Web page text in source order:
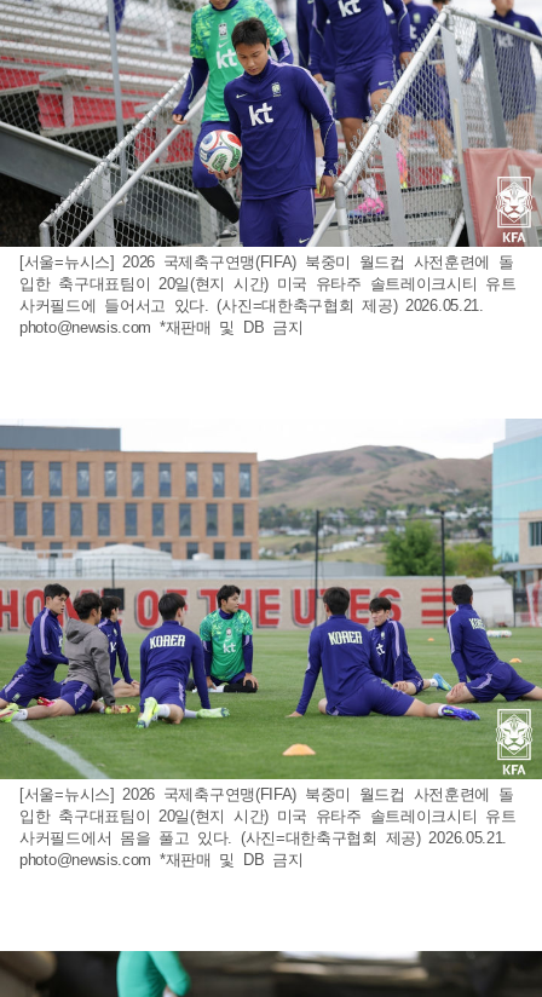
[서울=뉴시스] 2026 국제축구연맹(FIFA) 북중미 월드컵 사전훈련에 돌
입한 축구대표팀이 20일(현지 시간) 미국 유타주 솔트레이크시티 유트
사커필드에 들어서고 있다. (사진=대한축구협회 제공) 2026.05.21.
photo@newsis.com *재판매 및 DB 금지
[서울=뉴시스] 2026 국제축구연맹(FIFA) 북중미 월드컵 사전훈련에 돌
입한 축구대표팀이 20일(현지 시간) 미국 유타주 솔트레이크시티 유트
사커필드에서 몸을 풀고 있다. (사진=대한축구협회 제공) 2026.05.21.
photo@newsis.com *재판매 및 DB 금지